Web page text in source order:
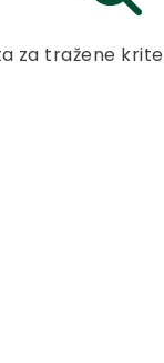
za tražene